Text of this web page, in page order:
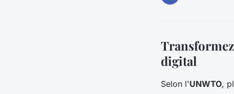
digital
Selon l'UNWTO,